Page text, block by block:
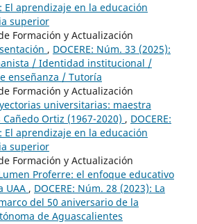
El aprendizaje en la educación
superior
Formación y Actualización
, DOCERE: Núm. 33 (2025):
/ Identidad institucional /
enseñanza / Tutoría
Formación y Actualización
universitarias: maestra
Cañedo Ortiz (1967-2020) , DOCERE:
El aprendizaje en la educación
superior
Formación y Actualización
Proferre: el enfoque educativo
UAA , DOCERE: Núm. 28 (2023): La
del 50 aniversario de la
de Aguascalientes